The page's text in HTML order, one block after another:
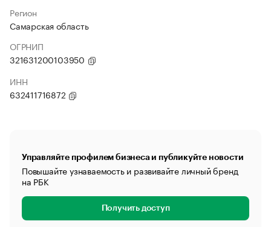
Регион
Самарская область
ОГРНИП
321631200103950
ИНН
632411716872
Управляйте профилем бизнеса и публикуйте новости
Повышайте узнаваемость и развивайте личный бренд
на РБК
Получить доступ